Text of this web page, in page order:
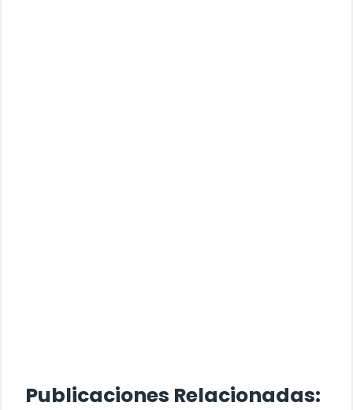
Publicaciones Relacionadas: